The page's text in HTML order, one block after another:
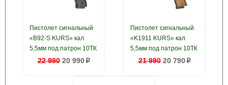
Пистолет сигнальный
«B92-S KURS» кал
5,5мм под патрон 10ТК
22 990 20 990p
Пистолет сигнальный
«K1911 KURS» кал
5,5мм под патрон 10ТК
21 990 20 790p